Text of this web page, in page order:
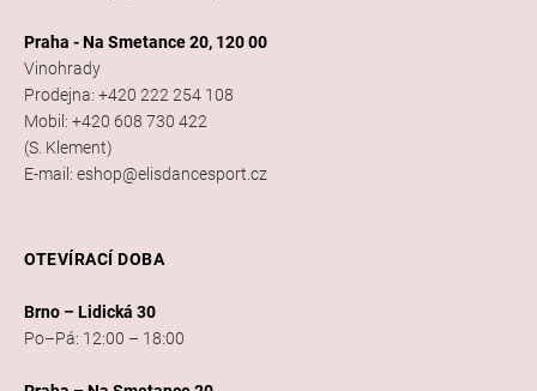
Praha - Na Smetance 20, 120 00
Vinohrady
Prodejna: +420 222 254 108
Mobil: +420 608 730 422
(S. Klement)
E-mail: eshop@elisdancesport.cz
OTEVÍRACÍ DOBA
Brno – Lidická 30
Po–Pá: 12:00 – 18:00